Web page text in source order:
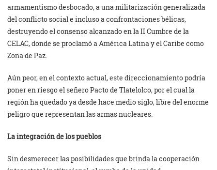
armamentismo desbocado, a una militarización generalizada
del conflicto social e incluso a confrontaciones bélicas,
destruyendo el consenso alcanzado en la II Cumbre de la
CELAC, donde se proclamó a América Latina y el Caribe como
Zona de Paz.
Aún peor, en el contexto actual, este direccionamiento podría
poner en riesgo el señero Pacto de Tlatelolco, por el cual la
región ha quedado ya desde hace medio siglo, libre del enorme
peligro que representan las armas nucleares.
La integración de los pueblos
Sin desmerecer las posibilidades que brinda la cooperación